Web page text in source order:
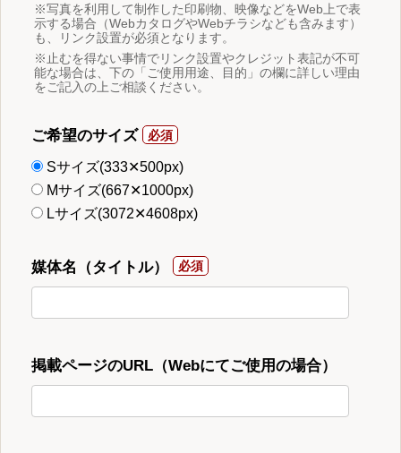
※写真を利用して制作した印刷物、映像などをWeb上で表
示する場合（WebカタログやWebチラシなども含みます）
も、リンク設置が必須となります。
※止むを得ない事情でリンク設置やクレジット表記が不可
能な場合は、下の「ご使用用途、目的」の欄に詳しい理由
をご記入の上ご相談ください。
ご希望のサイズ
Sサイズ(333✕500px)
Mサイズ(667✕1000px)
Lサイズ(3072✕4608px)
媒体名（タイトル）
掲載ページのURL（Webにてご使用の場合）